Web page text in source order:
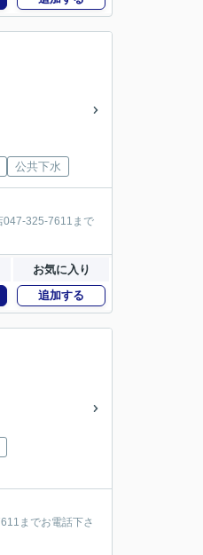
公共下水
047-325-7611まで
お気に入り
追加する
までお電話下さ